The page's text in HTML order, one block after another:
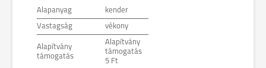
Alapanyag kender
Vastagság vékony
Alapítvány
támogatás
Alapítvány
támogatás
5 Ft